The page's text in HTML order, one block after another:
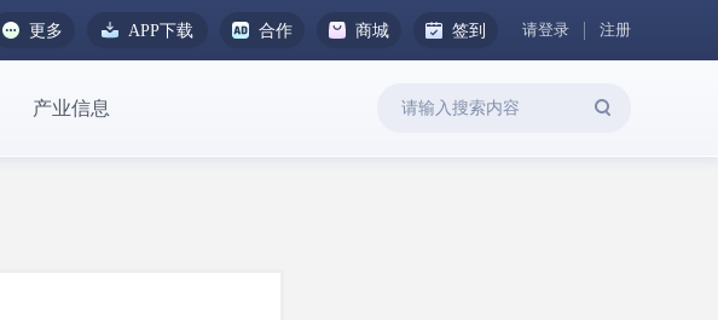
更多 APP下载 合作 商城 签到 请登录 注册
产业信息